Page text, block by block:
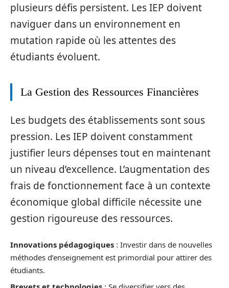
plusieurs défis persistent. Les IEP doivent
naviguer dans un environnement en
mutation rapide où les attentes des
étudiants évoluent.
La Gestion des Ressources Financières
Les budgets des établissements sont sous
pression. Les IEP doivent constamment
justifier leurs dépenses tout en maintenant
un niveau d’excellence. L’augmentation des
frais de fonctionnement face à un contexte
économique global difficile nécessite une
gestion rigoureuse des ressources.
Innovations pédagogiques : Investir dans de nouvelles
méthodes d’enseignement est primordial pour attirer des
étudiants.